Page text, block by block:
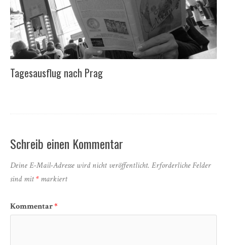
Tagesausflug nach Prag
Schreib einen Kommentar
Deine E-Mail-Adresse wird nicht veröffentlicht. Erforderliche Felder
sind mit*markiert
Kommentar*